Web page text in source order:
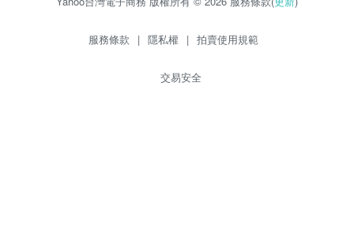
服務條款 | 隱私權 | 拍賣使用規範
交易安全